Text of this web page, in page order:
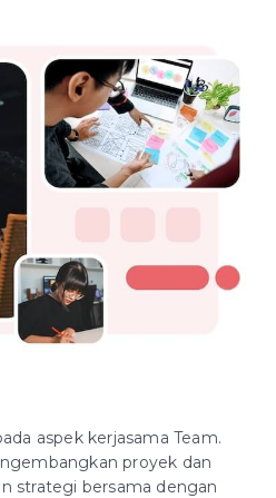
aspek kerjasama Team.
proyek dan
strategi bersama dengan